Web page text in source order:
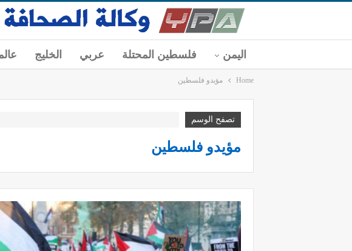
اليمن فلسطين المحتلة عربي الخليج
Home مؤيدو فلسطين
تصفح الوسم
مؤيدو فلسطين